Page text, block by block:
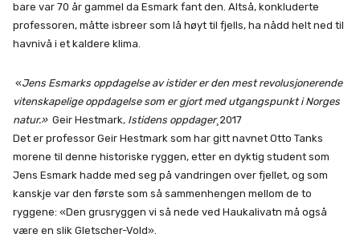
bare var 70 år gammel da Esmark fant den. Altså, konkluderte
professoren, måtte isbreer som lå høyt til fjells, ha nådd helt ned til
havnivå i et kaldere klima.
«Jens Esmarks oppdagelse av istider er den mest revolusjonerende
vitenskapelige oppdagelse som er gjort med utgangspunkt i Norges
natur.» Geir Hestmark, Istidens oppdager¸ 2017
Det er professor Geir Hestmark som har gitt navnet Otto Tanks
morene til denne historiske ryggen, etter en dyktig student som
Jens Esmark hadde med seg på vandringen over fjellet, og som
kanskje var den første som så sammenhengen mellom de to
ryggene: «Den grusryggen vi så nede ved Haukalivatn må også
være en slik Gletscher-Vold».